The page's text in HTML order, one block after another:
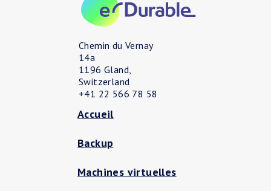
Chemin du Vernay
14a
1196 Gland,
Switzerland
+41 22 566 78 58
Accueil
Backup
Machines virtuelles